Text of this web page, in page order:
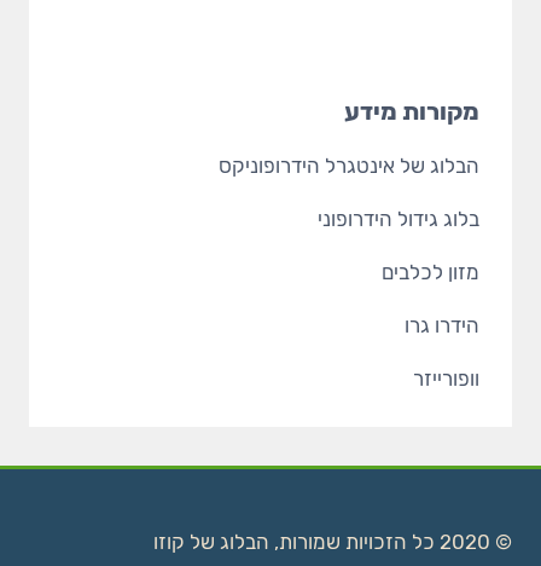
מקורות מידע
הבלוג של אינטגרל הידרופוניקס
בלוג גידול הידרופוני
מזון לכלבים
הידרו גרו
וופורייזר
© 2020 כל הזכויות שמורות, הבלוג של קוזו